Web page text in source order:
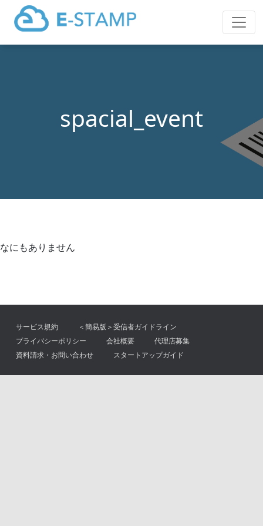
spacial_event
なにもありません
サービス規約
＜簡易版＞受信者ガイドライン
プライバシーポリシー
会社概要
代理店募集
資料請求・お問い合わせ
スタートアップガイド